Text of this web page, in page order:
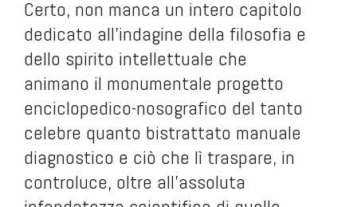
Certo, non manca un intero capitolo
dedicato all’indagine della filosofia e
dello spirito intellettuale che
animano il monumentale progetto
enciclopedico-nosografico del tanto
celebre quanto bistrattato manuale
diagnostico e ciò che lì traspare, in
controluce, oltre all’assoluta